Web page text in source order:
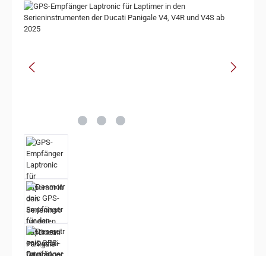
Bildergalerie überspringen